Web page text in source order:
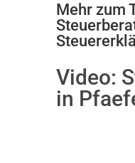
Mehr zum
Video:
in